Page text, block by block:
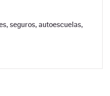
seguros, autoescuelas,